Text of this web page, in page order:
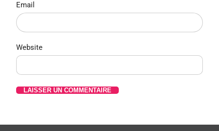
Email
Website